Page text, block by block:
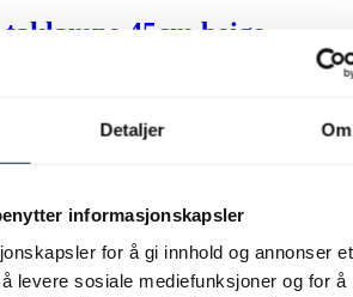
Detaljer Om
informasjonskapsler
for å gi innhold og annonser et
levere sosiale mediefunksjoner og for å
45cm beige